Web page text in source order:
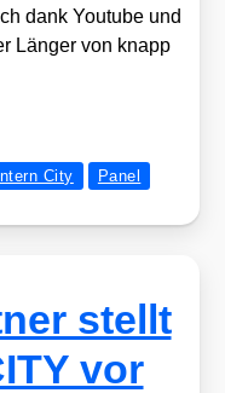
dank You­tube und
Län­ger von knapp
City
Panel
stellt
vor